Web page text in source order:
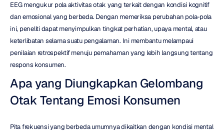
EEG mengukur pola aktivitas otak yang terkait dengan kondisi kognitif
dan emosional yang berbeda. Dengan memeriksa perubahan pola-pola
ini, peneliti dapat menyimpulkan tingkat perhatian, upaya mental, atau
keterlibatan selama suatu pengalaman. Ini membantu melampaui
penilaian retrospektif menuju pemahaman yang lebih langsung tentang
respons konsumen.
Apa yang Diungkapkan Gelombang
Otak Tentang Emosi Konsumen
Pita frekuensi yang berbeda umumnya dikaitkan dengan kondisi mental